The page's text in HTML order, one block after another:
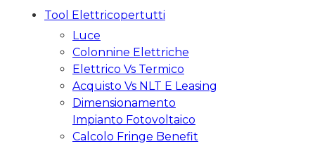
Tool Elettricopertutti
Luce
Colonnine Elettriche
Elettrico Vs Termico
Acquisto Vs NLT E Leasing
Dimensionamento
Impianto Fotovoltaico
Calcolo Fringe Benefit